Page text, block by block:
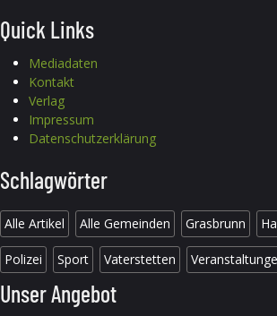
Quick Links
Mediadaten
Kontakt
Verlag
Impressum
Datenschutzerklärung
Schlagwörter
Alle Artikel Alle Gemeinden Grasbrunn
Polizei Sport Vaterstetten
Unser Angebot